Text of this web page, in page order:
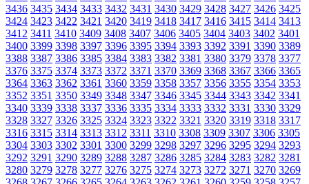
3436 3435 3434 3433 3432 3431 3430 3429 3428 3427 3426 3425
3424 3423 3422 3421 3420 3419 3418 3417 3416 3415 3414 3413
3412 3411 3410 3409 3408 3407 3406 3405 3404 3403 3402 3401
3400 3399 3398 3397 3396 3395 3394 3393 3392 3391 3390 3389
3388 3387 3386 3385 3384 3383 3382 3381 3380 3379 3378 3377
3376 3375 3374 3373 3372 3371 3370 3369 3368 3367 3366 3365
3364 3363 3362 3361 3360 3359 3358 3357 3356 3355 3354 3353
3352 3351 3350 3349 3348 3347 3346 3345 3344 3343 3342 3341
3340 3339 3338 3337 3336 3335 3334 3333 3332 3331 3330 3329
3328 3327 3326 3325 3324 3323 3322 3321 3320 3319 3318 3317
3316 3315 3314 3313 3312 3311 3310 3308 3309 3307 3306 3305
3304 3303 3302 3301 3300 3299 3298 3297 3296 3295 3294 3293
3292 3291 3290 3289 3288 3287 3286 3285 3284 3283 3282 3281
3280 3279 3278 3277 3276 3275 3274 3273 3272 3271 3270 3269